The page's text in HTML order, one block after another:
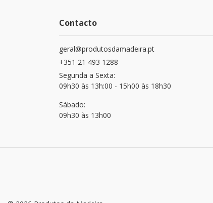
Contacto
geral@produtosdamadeira.pt
+351 21 493 1288
Segunda a Sexta:
09h30 às 13h:00 - 15h00 às 18h30
Sábado:
09h30 às 13h00